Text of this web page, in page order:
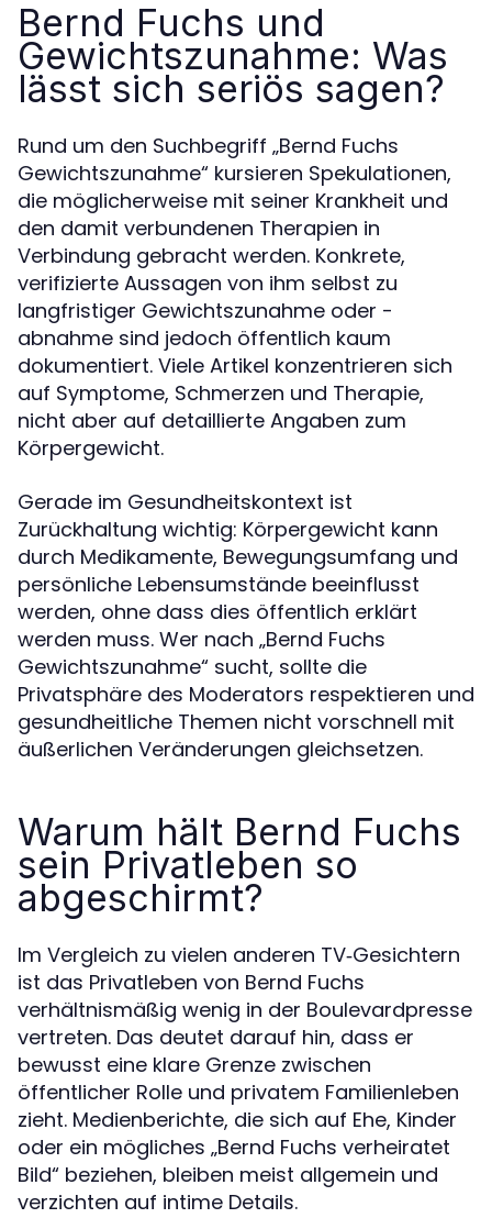
Bernd Fuchs und
Gewichtszunahme: Was
lässt sich seriös sagen?
Rund um den Suchbegriff „Bernd Fuchs
Gewichtszunahme“ kursieren Spekulationen,
die möglicherweise mit seiner Krankheit und
den damit verbundenen Therapien in
Verbindung gebracht werden. Konkrete,
verifizierte Aussagen von ihm selbst zu
langfristiger Gewichtszunahme oder -
abnahme sind jedoch öffentlich kaum
dokumentiert. Viele Artikel konzentrieren sich
auf Symptome, Schmerzen und Therapie,
nicht aber auf detaillierte Angaben zum
Körpergewicht.
Gerade im Gesundheitskontext ist
Zurückhaltung wichtig: Körpergewicht kann
durch Medikamente, Bewegungsumfang und
persönliche Lebensumstände beeinflusst
werden, ohne dass dies öffentlich erklärt
werden muss. Wer nach „Bernd Fuchs
Gewichtszunahme“ sucht, sollte die
Privatsphäre des Moderators respektieren und
gesundheitliche Themen nicht vorschnell mit
äußerlichen Veränderungen gleichsetzen.
Warum hält Bernd Fuchs
sein Privatleben so
abgeschirmt?
Im Vergleich zu vielen anderen TV‑Gesichtern
ist das Privatleben von Bernd Fuchs
verhältnismäßig wenig in der Boulevardpresse
vertreten. Das deutet darauf hin, dass er
bewusst eine klare Grenze zwischen
öffentlicher Rolle und privatem Familienleben
zieht. Medienberichte, die sich auf Ehe, Kinder
oder ein mögliches „Bernd Fuchs verheiratet
Bild“ beziehen, bleiben meist allgemein und
verzichten auf intime Details.